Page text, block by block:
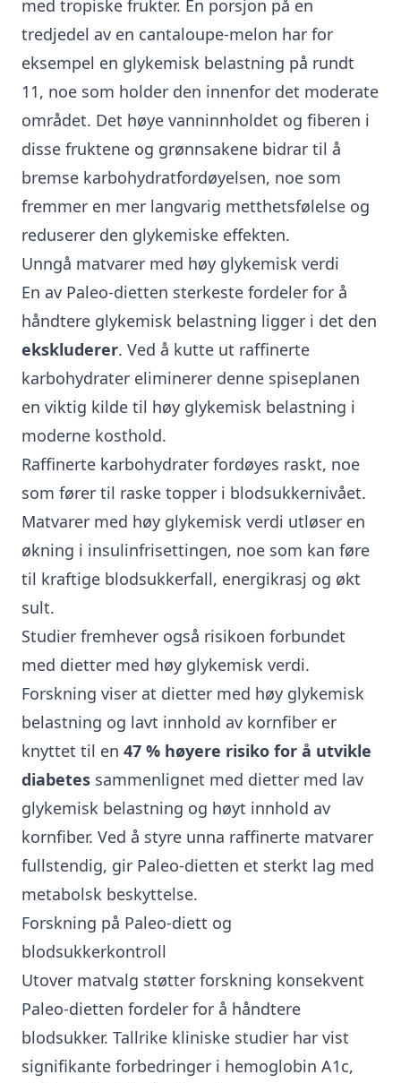
med tropiske frukter. En porsjon på en
tredjedel av en cantaloupe-melon har for
eksempel en glykemisk belastning på rundt
11, noe som holder den innenfor det moderate
området. Det høye vanninnholdet og fiberen i
disse fruktene og grønnsakene bidrar til å
bremse karbohydratfordøyelsen, noe som
fremmer en mer langvarig metthetsfølelse og
reduserer den glykemiske effekten.
Unngå matvarer med høy glykemisk verdi
En av Paleo-dietten sterkeste fordeler for å
håndtere glykemisk belastning ligger i det den
ekskluderer. Ved å kutte ut raffinerte
karbohydrater eliminerer denne spiseplanen
en viktig kilde til høy glykemisk belastning i
moderne kosthold.
Raffinerte karbohydrater fordøyes raskt, noe
som fører til raske topper i blodsukkernivået.
Matvarer med høy glykemisk verdi utløser en
økning i insulinfrisettingen, noe som kan føre
til kraftige blodsukkerfall, energikrasj og økt
sult.
Studier fremhever også risikoen forbundet
med dietter med høy glykemisk verdi.
Forskning viser at dietter med høy glykemisk
belastning og lavt innhold av kornfiber er
knyttet til en 47 % høyere risiko for å utvikle
diabetes sammenlignet med dietter med lav
glykemisk belastning og høyt innhold av
kornfiber. Ved å styre unna raffinerte matvarer
fullstendig, gir Paleo-dietten et sterkt lag med
metabolsk beskyttelse.
Forskning på Paleo-diett og
blodsukkerkontroll
Utover matvalg støtter forskning konsekvent
Paleo-dietten fordeler for å håndtere
blodsukker. Tallrike kliniske studier har vist
signifikante forbedringer i hemoglobin A1c,